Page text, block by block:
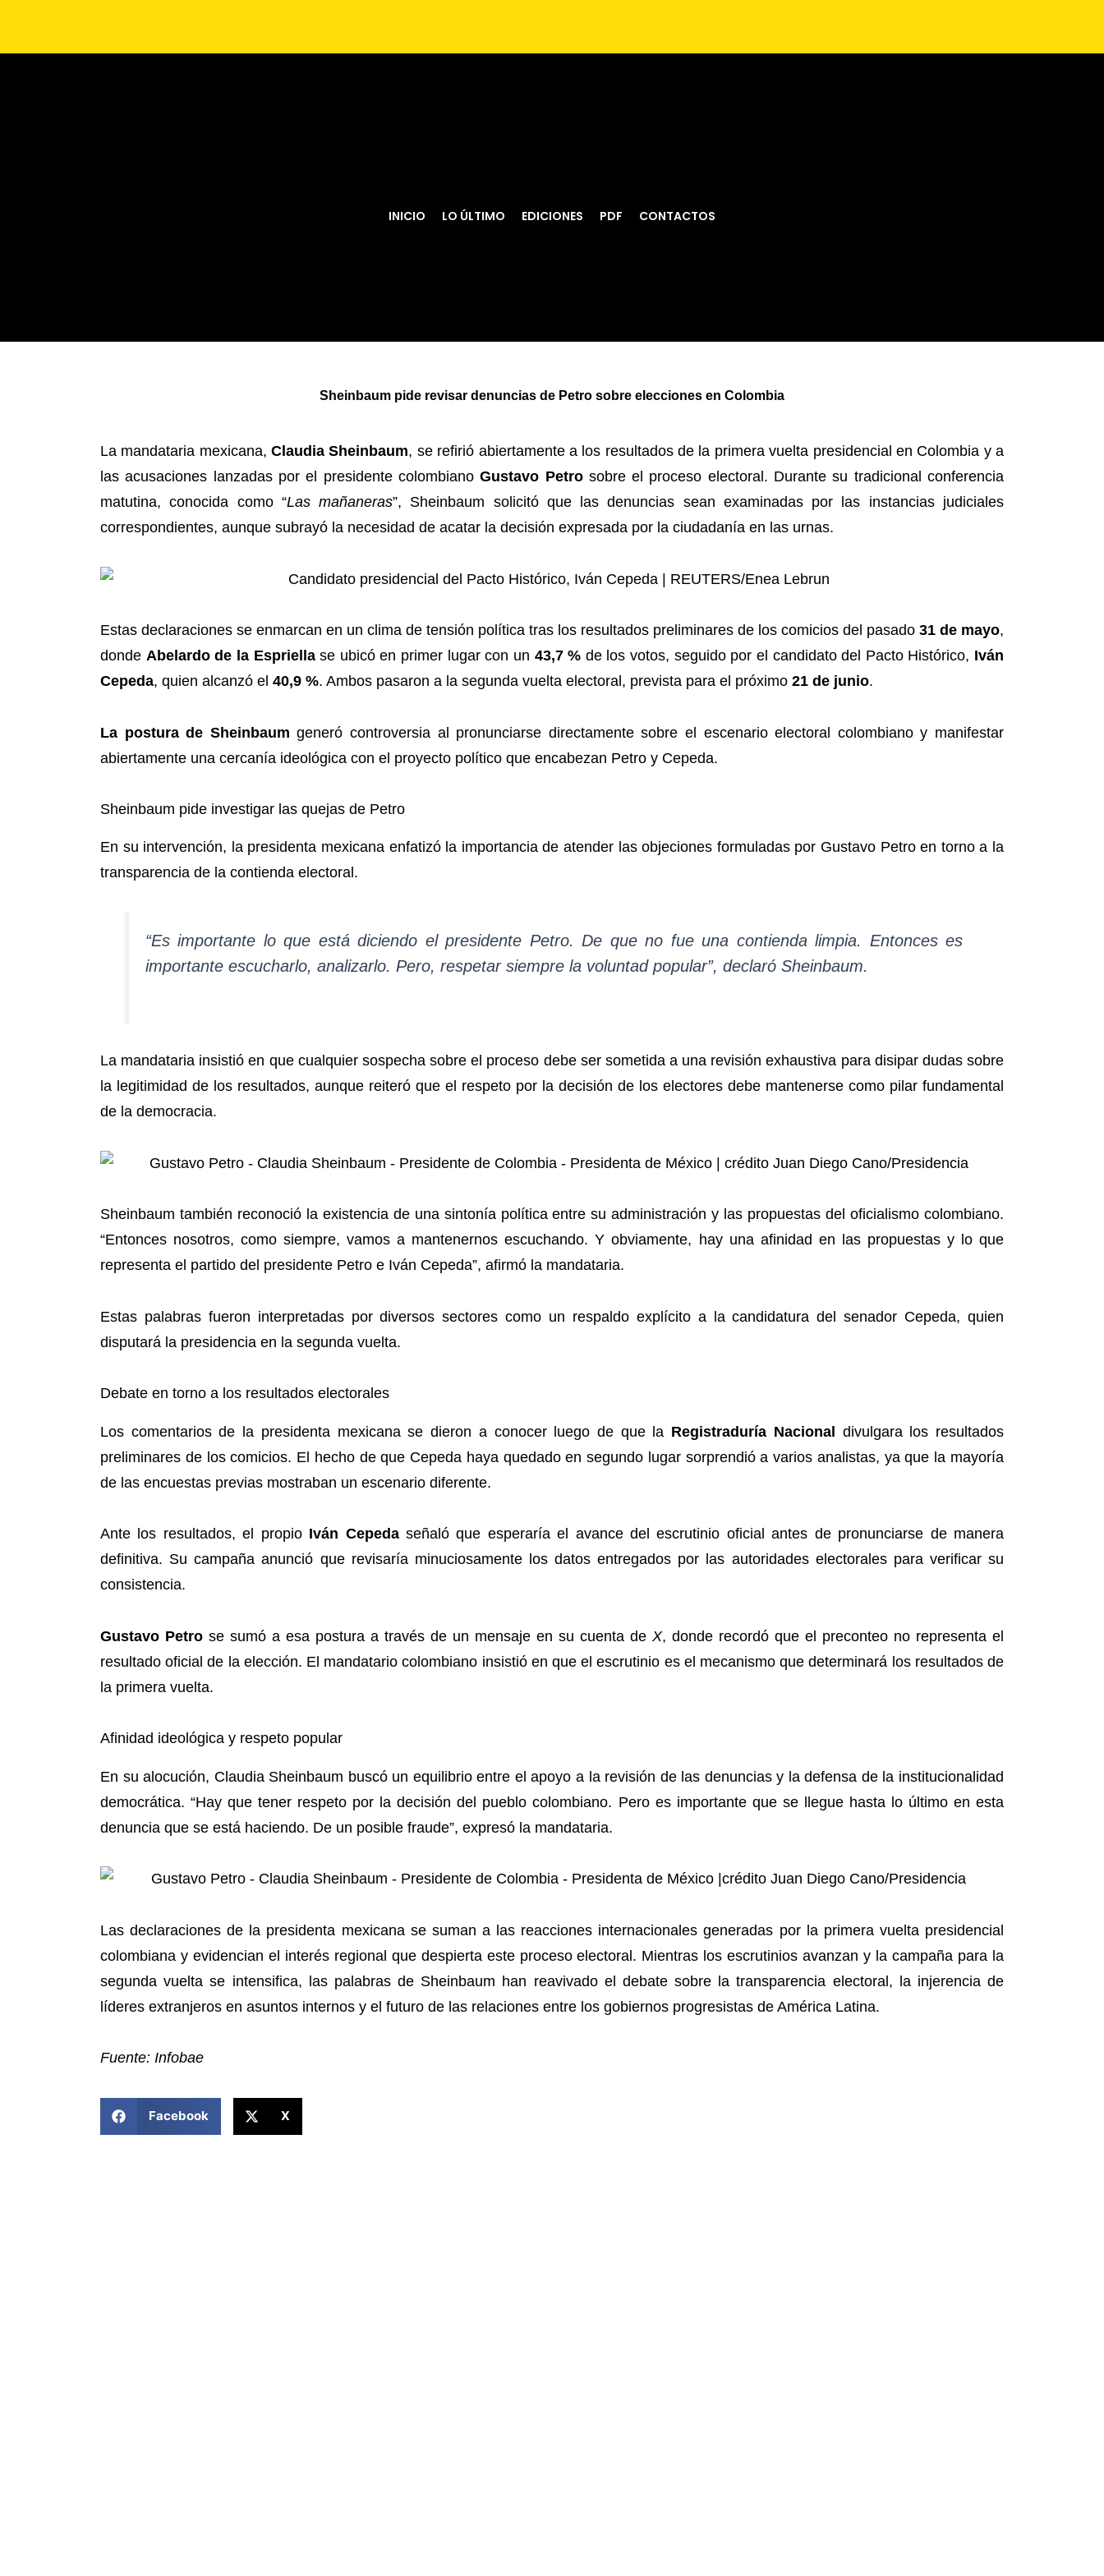
INICIO LO ÚLTIMO EDICIONES PDF CONTACTOS
Sheinbaum pide revisar denuncias de Petro sobre elecciones en Colombia
La mandataria mexicana,Claudia Sheinbaum, se refirió abiertamente a los resultados de la primera vuelta presidencial en Colombia y a
las acusaciones lanzadas por el presidente colombianoGustavo Petrosobre el proceso electoral. Durante su tradicional conferencia
matutina, conocida como “Las mañaneras”, Sheinbaum solicitó que las denuncias sean examinadas por las instancias judiciales
correspondientes, aunque subrayó la necesidad de acatar la decisión expresada por la ciudadanía en las urnas.
Estas declaraciones se enmarcan en un clima de tensión política tras los resultados preliminares de los comicios del pasado 31 de mayo,
donde Abelardo de la Espriellase ubicó en primer lugar con un 43,7 % de los votos, seguido por el candidato del Pacto Histórico, Iván
Cepeda, quien alcanzó el 40,9 %. Ambos pasaron a la segunda vuelta electoral, prevista para el próximo 21 de junio.
La postura de Sheinbaum generó controversia al pronunciarse directamente sobre el escenario electoral colombiano y manifestar
abiertamente una cercanía ideológica con el proyecto político que encabezan Petro y Cepeda.
Sheinbaum pide investigar las quejas de Petro
En su intervención, la presidenta mexicana enfatizó la importancia de atender las objeciones formuladas por Gustavo Petro en torno a la
transparencia de la contienda electoral.
“Es importante lo que está diciendo el presidente Petro. De que no fue una contienda limpia. Entonces es
importante escucharlo, analizarlo. Pero, respetar siempre la voluntad popular”, declaró Sheinbaum.
La mandataria insistió en que cualquier sospecha sobre el proceso debe ser sometida a una revisión exhaustiva para disipar dudas sobre
la legitimidad de los resultados, aunque reiteró que el respeto por la decisión de los electores debe mantenerse como pilar fundamental
de la democracia.
Sheinbaum también reconoció la existencia de una sintonía política entre su administración y las propuestas del oficialismo colombiano.
“Entonces nosotros, como siempre, vamos a mantenernos escuchando. Y obviamente, hay una afinidad en las propuestas y lo que
representa el partido del presidente Petro e Iván Cepeda”, afirmó la mandataria.
Estas palabras fueron interpretadas por diversos sectores como un respaldo explícito a la candidatura del senador Cepeda, quien
disputará la presidencia en la segunda vuelta.
Debate en torno a los resultados electorales
Los comentarios de la presidenta mexicana se dieron a conocer luego de que la Registraduría Nacional divulgara los resultados
preliminares de los comicios. El hecho de que Cepeda haya quedado en segundo lugar sorprendió a varios analistas, ya que la mayoría
de las encuestas previas mostraban un escenario diferente.
Ante los resultados, el propio Iván Cepedaseñaló que esperaría el avance del escrutinio oficial antes de pronunciarse de manera
definitiva. Su campaña anunció que revisaría minuciosamente los datos entregados por las autoridades electorales para verificar su
consistencia.
Gustavo Petro se sumó a esa postura a través de un mensaje en su cuenta de X, donde recordó que el preconteo no representa el
resultado oficial de la elección. El mandatario colombiano insistió en que el escrutinio es el mecanismo que determinará los resultados de
la primera vuelta.
Afinidad ideológica y respeto popular
En su alocución, Claudia Sheinbaum buscó un equilibrio entre el apoyo a la revisión de las denuncias y la defensa de la institucionalidad
democrática. “Hay que tener respeto por la decisión del pueblo colombiano. Pero es importante que se llegue hasta lo último en esta
denuncia que se está haciendo. De un posible fraude”, expresó la mandataria.
Las declaraciones de la presidenta mexicana se suman a las reacciones internacionales generadas por la primera vuelta presidencial
colombiana y evidencian el interés regional que despierta este proceso electoral. Mientras los escrutinios avanzan y la campaña para la
segunda vuelta se intensifica, las palabras de Sheinbaum han reavivado el debate sobre la transparencia electoral, la injerencia de
líderes extranjeros en asuntos internos y el futuro de las relaciones entre los gobiernos progresistas de América Latina.
Fuente: Infobae
Facebook X